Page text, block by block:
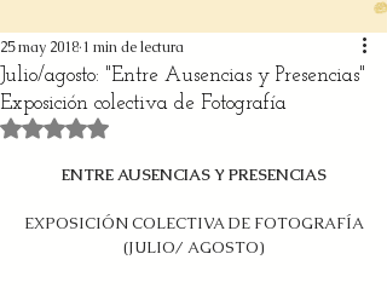
Julio/agosto: "Entre Ausencias y Presencias"
Exposición colectiva de Fotografía
25 may 2018 1 min de lectura
Obtuvo NaN de 5 estrellas.
ENTRE AUSENCIAS Y PRESENCIAS
EXPOSICIÓN COLECTIVA DE FOTOGRAFÍA
(JULIO/ AGOSTO)